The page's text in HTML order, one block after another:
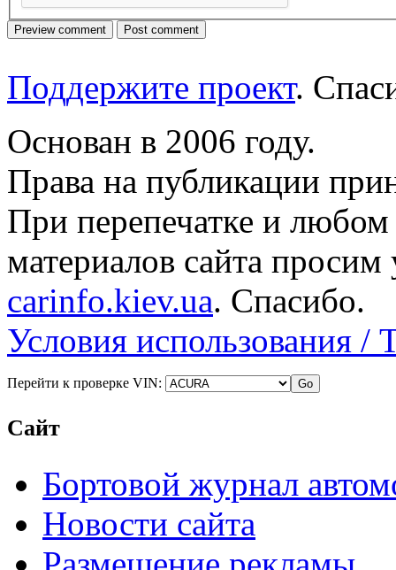
Поддержите проект.
Основан в 2006 году.
Права на публикации
При перепечатке и
материалов сайта просим
carinfo.kiev.ua. Спасибо.
Условия использования /
Перейти к проверке VIN:
Сайт
Бортовой журнал
Новости сайта